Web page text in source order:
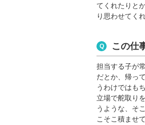
てくれたりと
り思わせてく
この仕
担当する子が
だとか、帰っ
うわけではも
立場で舵取り
うような、そ
こそこ積ませ